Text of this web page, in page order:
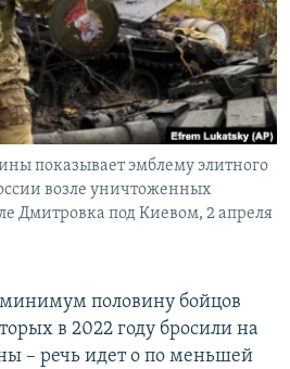
КРЫМА
показывает эмблему элитного
возле уничтоженных
Дмитровка под Киевом, 2 апреля
минимум половину бойцов
в 2022 году бросили на
– речь идет о по меньшей